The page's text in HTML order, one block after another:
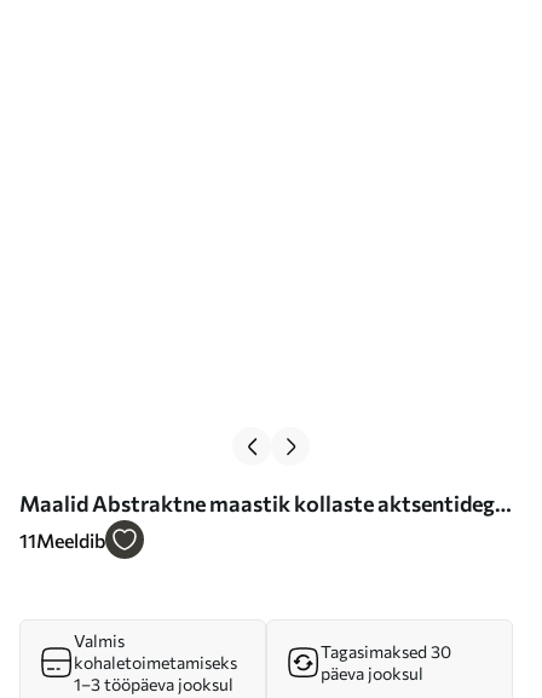
Maalid Abstraktne maastik kollaste aktsentidega,
minimalistlik kompositsioon maast, veest ja
11Meeldib
Valmis
kohaletoimetamiseks
1–3 tööpäeva jooksul
Tagasimaksed 30
päeva jooksul